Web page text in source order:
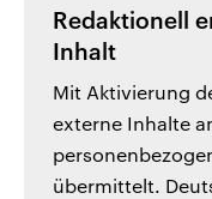
Redaktionell
Inhalt
Mit Aktivierung
externe Inhalte
übermittelt.